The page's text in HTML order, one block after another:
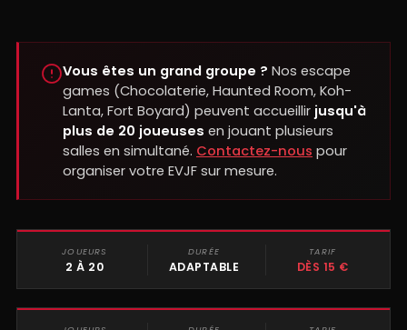
Vous êtes un grand groupe ? Nos escape
games (Chocolaterie, Haunted Room, Koh-
Lanta, Fort Boyard) peuvent accueillir jusqu'à
plus de 20 joueuses en jouant plusieurs
salles en simultané. Contactez-nous pour
organiser votre EVJF sur mesure.
BLIND TEST
JOUEURS
2 À 20
DURÉE
ADAPTABLE
TARIF
DÈS 15 €